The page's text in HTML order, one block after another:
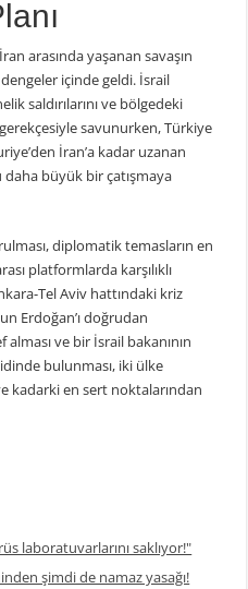
arasında yaşanan savaşın
içinde geldi. İsrail
saldırılarını ve bölgedeki
savunurken, Türkiye
İran’a kadar uzanan
büyük bir çatışmaya
diplomatik temasların en
platformlarda karşılıklı
Tel Aviv hattındaki kriz
Erdoğan’ı doğrudan
ve bir İsrail bakanının
bulunması, iki ülke
kadarki en sert noktalarından
laboratuvarlarını saklıyor!"
şimdi de namaz yasağı!